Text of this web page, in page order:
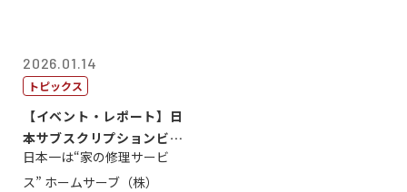
2026.01.14
トピックス
【イベント・レポート】日
本サブスクリプションビジ
ネス大賞20...
日本一は“家の修理サービ
ス” ホームサーブ（株）